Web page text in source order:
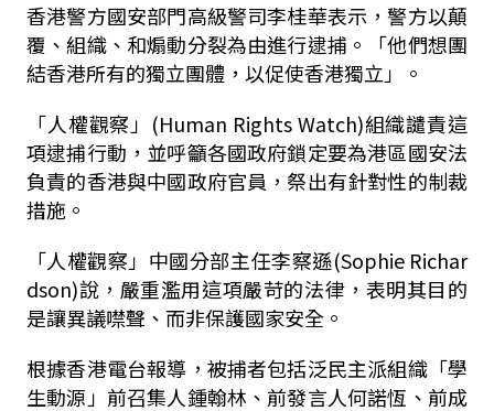
香港警方國安部門高級警司李桂華表示，警方以顛
覆、組織、和煽動分裂為由進行逮捕。「他們想團
結香港所有的獨立團體，以促使香港獨立」。
「人權觀察」(Human Rights Watch)組織譴責這
項逮捕行動，並呼籲各國政府鎖定要為港區國安法
負責的香港與中國政府官員，祭出有針對性的制裁
措施。
「人權觀察」中國分部主任李察遜(Sophie Richar
dson)說，嚴重濫用這項嚴苛的法律，表明其目的
是讓異議噤聲、而非保護國家安全。
根據香港電台報導，被捕者包括泛民主派組織「學
生動源」前召集人鍾翰林、前發言人何諾恆、前成